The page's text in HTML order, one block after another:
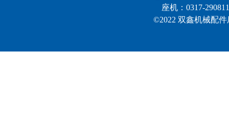
座机：0317-
©2022 双鑫机械配